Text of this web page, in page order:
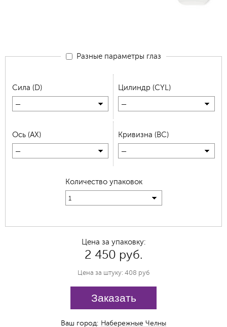
Разные параметры глаз
Сила (D)
—
Цилиндр (CYL)
—
Ось (AX)
—
Кривизна (BC)
—
Количество упаковок
1
Цена за упаковку:
2 450 руб.
Цена за штуку: 408 руб
Заказать
Ваш город: Набережные Челны